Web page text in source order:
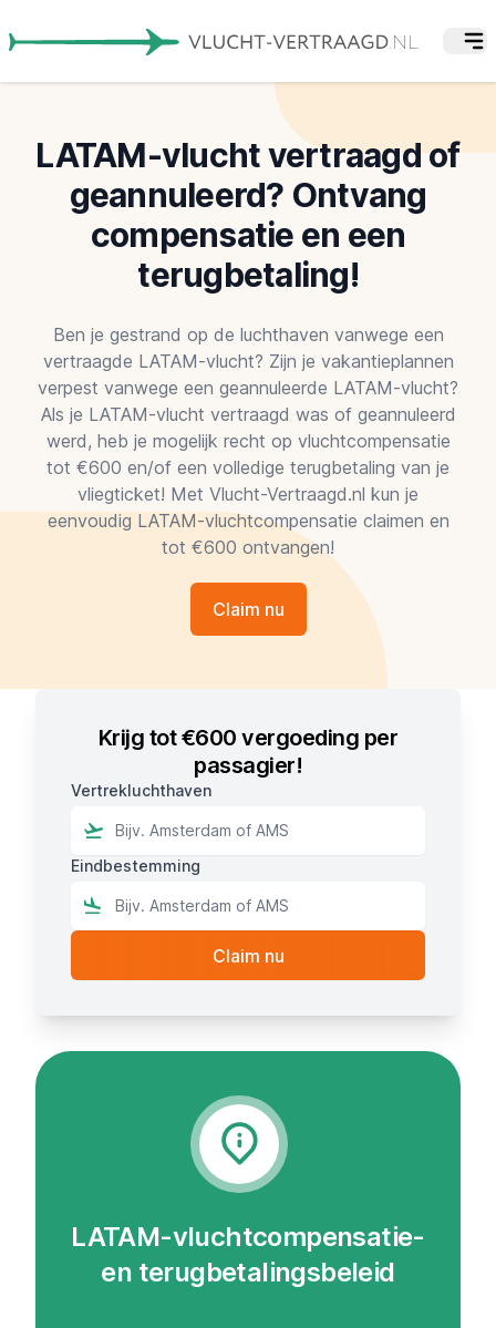
LATAM-vlucht vertraagd of
geannuleerd? Ontvang
compensatie en een
terugbetaling!
Ben je gestrand op de luchthaven vanwege een
vertraagde LATAM-vlucht? Zijn je vakantieplannen
verpest vanwege een geannuleerde LATAM-vlucht?
Als je LATAM-vlucht vertraagd was of geannuleerd
werd, heb je mogelijk recht op vluchtcompensatie
tot €600 en/of een volledige terugbetaling van je
vliegticket! Met Vlucht-Vertraagd.nl kun je
eenvoudig LATAM-vluchtcompensatie claimen en
tot €600 ontvangen!
Claim nu
Krijg tot €600 vergoeding per
passagier!
Vertrekluchthaven
Eindbestemming
LATAM-vluchtcompensatie-
en terugbetalingsbeleid